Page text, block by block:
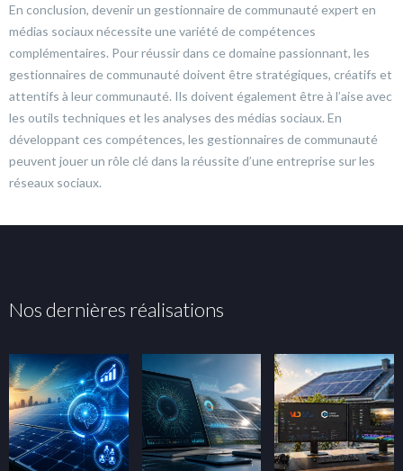
En conclusion, devenir un gestionnaire de communauté expert en
médias sociaux nécessite une variété de compétences
complémentaires. Pour réussir dans ce domaine passionnant, les
gestionnaires de communauté doivent être stratégiques, créatifs et
attentifs à leur communauté. Ils doivent également être à l’aise avec
les outils techniques et les analyses des médias sociaux. En
développant ces compétences, les gestionnaires de communauté
peuvent jouer un rôle clé dans la réussite d’une entreprise sur les
réseaux sociaux.
Nos dernières réalisations